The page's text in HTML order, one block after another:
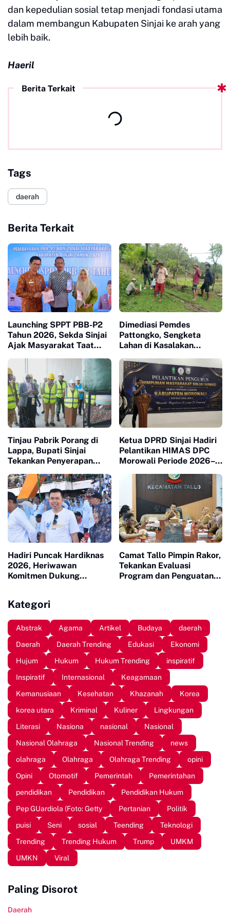
dan kepedulian sosial tetap menjadi fondasi utama
dalam membangun Kabupaten Sinjai ke arah yang
lebih baik.
Haeril
Berita Terkait
Tags
daerah
Berita Terkait
Launching SPPT PBB-P2
Tahun 2026, Sekda Sinjai
Ajak Masyarakat Taat
Dimediasi Pemdes
Pattongko, Sengketa
Lahan di Kasalakan
Tinjau Pabrik Porang di
Lappa, Bupati Sinjai
Tekankan Penyerapan
Ketua DPRD Sinjai Hadiri
Pelantikan HIMAS DPC
Morowali Periode 2026–
Hadiri Puncak Hardiknas
2026, Heriwawan
Komitmen Dukung
Camat Tallo Pimpin Rakor,
Tekankan Evaluasi
Program dan Penguatan
Kategori
Abstrak Agama Artikel Budaya
daerah
Daerah
Daerah Trending Edukasi
Ekonomi
Hujum
Hukum Hukum Trending
inspiratif
Inspiratif
Internasional
Keagamaan
Kemanusiaan
Kesehatan Khazanah
Korea
korea utara
Kriminal Kuliner
Lingkungan
Literasi
Nasiona nasional
Nasional
Nasional Olahraga
Nasional Trending
news
olahraga
Olahraga Olahraga Trending
opini
Opini
Otomotif Pemerintah
Pemerintahan
pendidikan
Pendidikan
Pendidikan Hukum
Pep GUardiola (Foto: Getty
Pertanian
Politik
puisi
Seni sosial Teending
Teknologi
Trending
Trending Hukum Trump
UMKM
UMKN
Viral
Paling Disorot
Daerah